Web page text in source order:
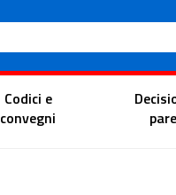
Portale del magistrato
Codici e
convegni